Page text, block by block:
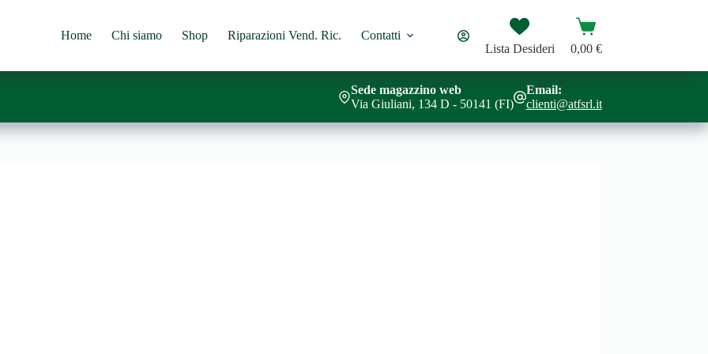
Home Chi siamo Shop Riparazioni Vend. Ric.
Contatti
Lista Desideri
Carrello
0,00 €
Sede magazzino web
Via Giuliani, 134 D - 50141 (FI)
Email:
clienti@atfsrl.it